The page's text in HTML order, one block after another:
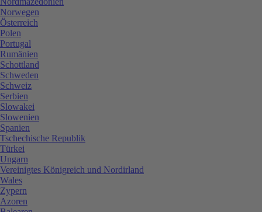
Norwegen
Österreich
Polen
Portugal
Rumänien
Schottland
Schweden
Schweiz
Serbien
Slowakei
Slowenien
Spanien
Tschechische Republik
Türkei
Ungarn
Vereinigtes Königreich und Nordirland
Wales
Zypern
Azoren